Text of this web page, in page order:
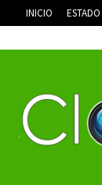
INICIO ESTADO